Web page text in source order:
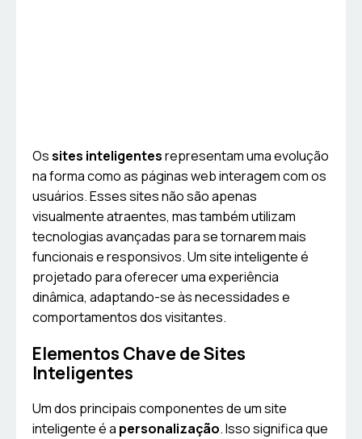
Ossites inteligentesrepresentam uma evolução
na forma como as páginas web interagem com os
usuários. Esses sites não são apenas
visualmente atraentes, mas também utilizam
tecnologias avançadas para se tornarem mais
funcionais e responsivos. Um site inteligente é
projetado para oferecer uma experiência
dinâmica, adaptando-se às necessidades e
comportamentos dos visitantes.
Elementos Chave de Sites
Inteligentes
Um dos principais componentes de um site
inteligente é a personalização. Isso significa que